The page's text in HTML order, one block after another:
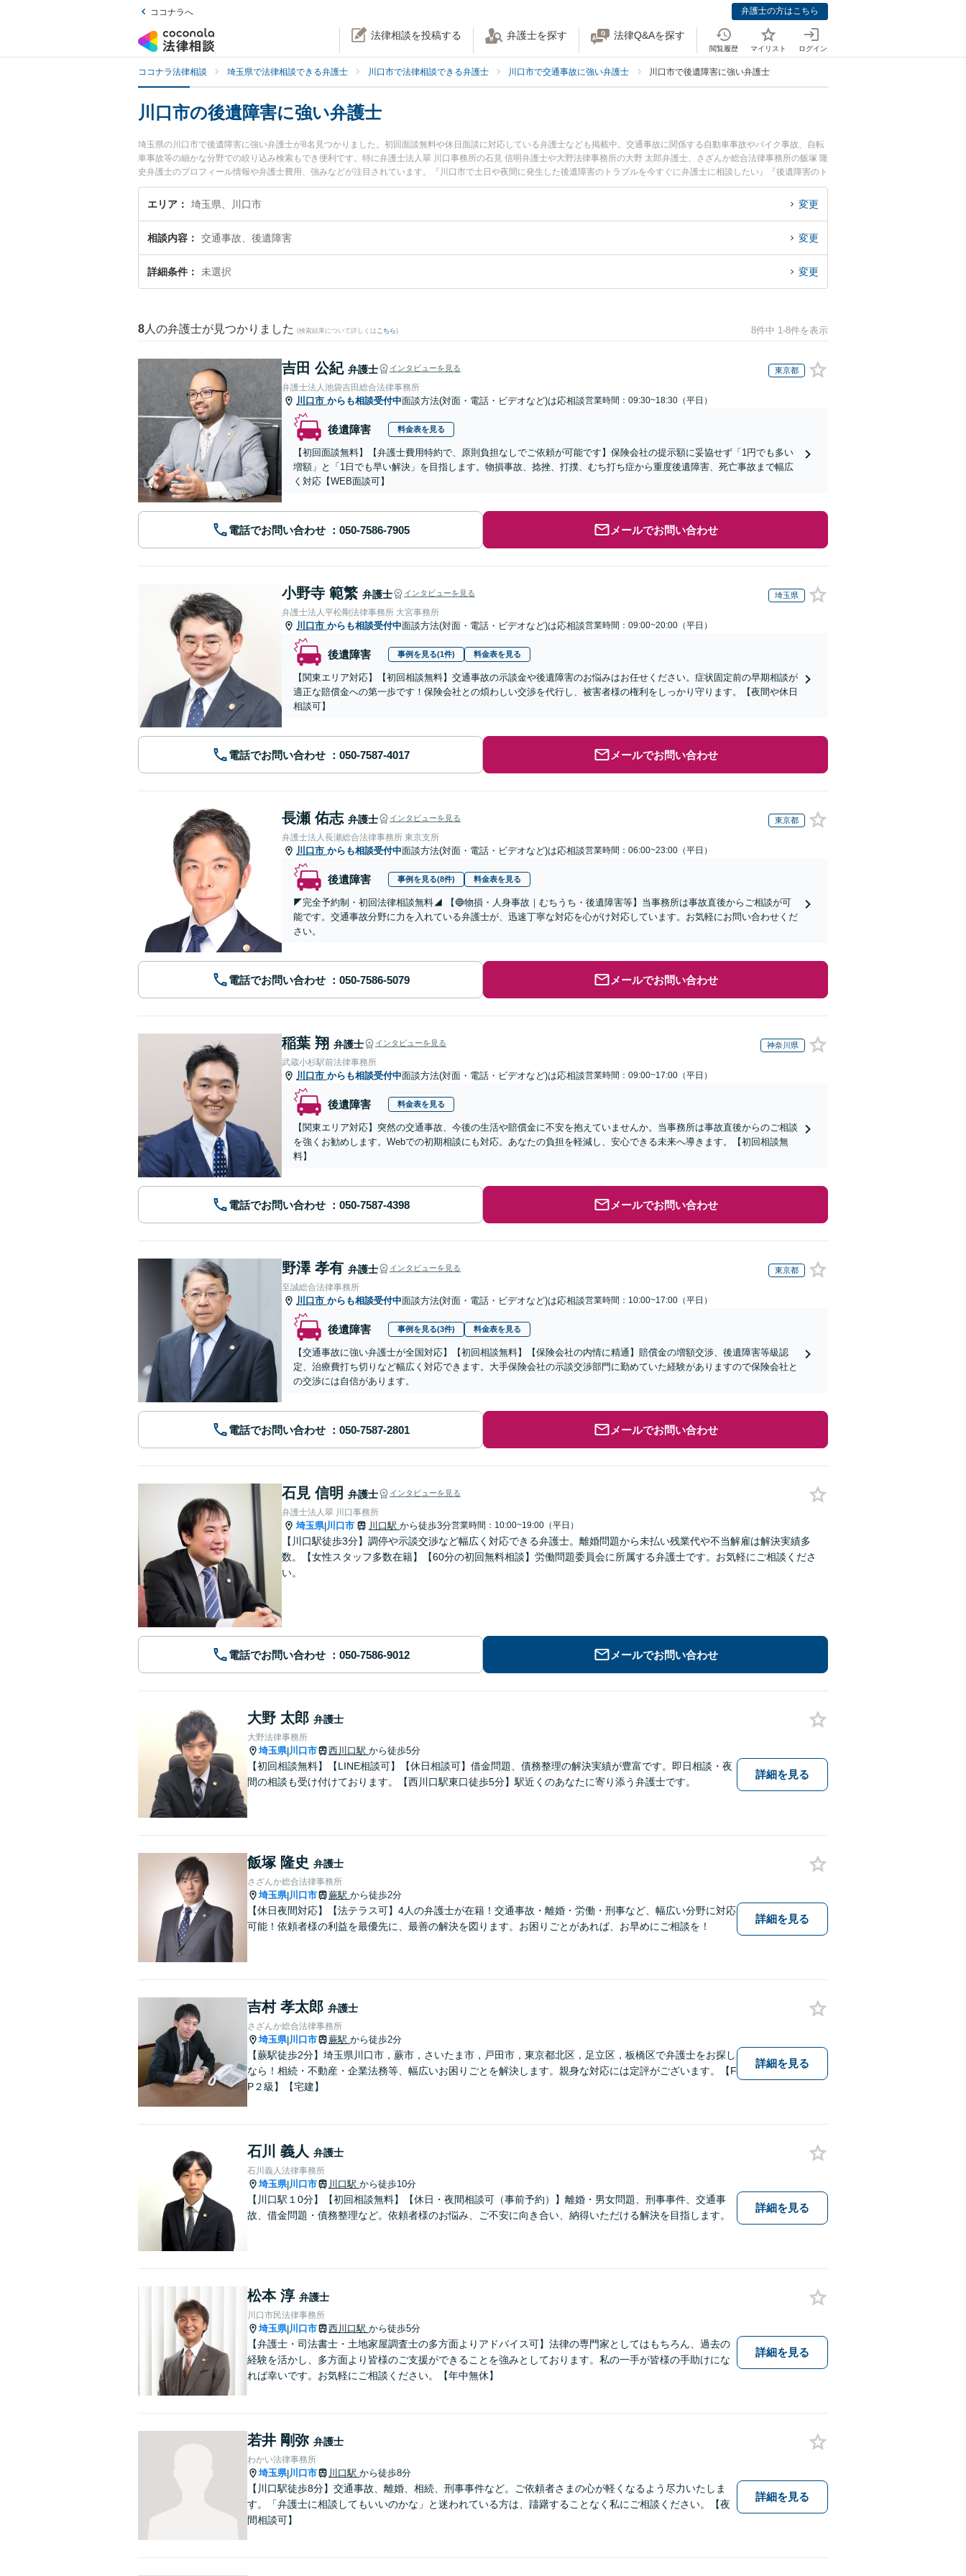
ココナラへ 弁護士の方はこちら
法律相談を投稿する 弁護士を探す 法律Q&Aを探す
閲覧履歴 マイリスト ログイン
ココナラ法律相談 埼玉県で法律相談できる弁護士 川口市で法律相談できる弁護士 川口市で交通事故に強い弁護士 川口市で後遺障害に強い弁護士
川口市の後遺障害に強い弁護士
埼玉県の川口市で後遺障害に強い弁護士が8名見つかりました。初回面談無料や休日面談に対応している弁護士なども掲載中。交通事故に関係する自動車事故やバイク事故、自転
車事故等の細かな分野での絞り込み検索もでき便利です。特に弁護士法人翠 川口事務所の石見 信明弁護士や大野法律事務所の大野 太郎弁護士、さざんか総合法律事務所の飯塚 隆
史弁護士のプロフィール情報や弁護士費用、強みなどが注目されています。『川口市で土日や夜間に発生した後遺障害のトラブルを今すぐに弁護士に相談したい』『後遺障害のト
ラブル解決の実績豊富な近くの弁護士を検索したい』『初回相談無料で後遺障害を法律相談できる川口市内の弁護士に相談予約したい』などでお困りの相談者さんにおすすめで
す。エリア 埼玉県、川口市 変更
相談内容 交通事故、後遺障害 変更
詳細条件 未選択 変更
8 人の弁護士が見つかりました (検索結果について詳しくは こちら) 8件中 1-8件を表示
吉田 公紀 弁護士 インタビューを見る 東京都
弁護士法人池袋吉田総合法律事務所
川口市 からも相談受付中面談方法(対面・電話・ビデオなど)は応相談営業時間：09:30~18:30（平日）
後遺障害 料金表を見る
【初回面談無料】【弁護士費用特約で、原則負担なしでご依頼が可能です】保険会社の提示額に妥協せず「1円でも多い
増額」と「1日でも早い解決」を目指します。物損事故、捻挫、打撲、むち打ち症から重度後遺障害、死亡事故まで幅広
く対応【WEB面談可】
電話でお問い合わせ メールでお問い合わせ
小野寺 範繁 弁護士 インタビューを見る 埼玉県
弁護士法人平松剛法律事務所 大宮事務所
川口市 からも相談受付中面談方法(対面・電話・ビデオなど)は応相談営業時間：09:00~20:00（平日）
後遺障害 事例を見る(1件) 料金表を見る
【関東エリア対応】【初回相談無料】交通事故の示談金や後遺障害のお悩みはお任せください。症状固定前の早期相談が
適正な賠償金への第一歩です！保険会社との煩わしい交渉を代行し、被害者様の権利をしっかり守ります。【夜間や休日
相談可】
電話でお問い合わせ メールでお問い合わせ
長瀬 佑志 弁護士 インタビューを見る 東京都
弁護士法人長瀬総合法律事務所 東京支所
川口市 からも相談受付中面談方法(対面・電話・ビデオなど)は応相談営業時間：06:00~23:00（平日）
後遺障害 事例を見る(8件) 料金表を見る
◤完全予約制・初回法律相談無料◢ 【🔵物損・人身事故｜むちうち・後遺障害等】当事務所は事故直後からご相談が可
能です。交通事故分野に力を入れている弁護士が、迅速丁寧な対応を心がけ対応しています。お気軽にお問い合わせくだ
さい。
電話でお問い合わせ メールでお問い合わせ
稲葉 翔 弁護士 インタビューを見る 神奈川県
武蔵小杉駅前法律事務所
川口市 からも相談受付中面談方法(対面・電話・ビデオなど)は応相談営業時間：09:00~17:00（平日）
後遺障害 料金表を見る
【関東エリア対応】突然の交通事故、今後の生活や賠償金に不安を抱えていませんか。当事務所は事故直後からのご相談
を強くお勧めします。Webでの初期相談にも対応。あなたの負担を軽減し、安心できる未来へ導きます。【初回相談無
料】
電話でお問い合わせ メールでお問い合わせ
野澤 孝有 弁護士 インタビューを見る 東京都
至誠総合法律事務所
川口市 からも相談受付中面談方法(対面・電話・ビデオなど)は応相談営業時間：10:00~17:00（平日）
後遺障害 事例を見る(3件) 料金表を見る
【交通事故に強い弁護士が全国対応】【初回相談無料】【保険会社の内情に精通】賠償金の増額交渉、後遺障害等級認
定、治療費打ち切りなど幅広く対応できます。大手保険会社の示談交渉部門に勤めていた経験がありますので保険会社と
の交渉には自信があります。
電話でお問い合わせ メールでお問い合わせ
石見 信明 弁護士 インタビューを見る
弁護士法人翠 川口事務所
埼玉県|川口市 川口駅 から徒歩3分営業時間：10:00~19:00（平日）
【川口駅徒歩3分】調停や示談交渉など幅広く対応できる弁護士。離婚問題から未払い残業代や不当解雇は解決実績多
数。【女性スタッフ多数在籍】【60分の初回無料相談】労働問題委員会に所属する弁護士です。お気軽にご相談くださ
い。
電話でお問い合わせ メールでお問い合わせ
大野 太郎 弁護士
大野法律事務所
埼玉県|川口市 西川口駅 から徒歩5分
【初回相談無料】【LINE相談可】【休日相談可】借金問題、債務整理の解決実績が豊富です。即日相談・夜
間の相談も受け付けております。【西川口駅東口徒歩5分】駅近くのあなたに寄り添う弁護士です。
詳細を見る
飯塚 隆史 弁護士
さざんか総合法律事務所
埼玉県|川口市 蕨駅 から徒歩2分
【休日夜間対応】【法テラス可】4人の弁護士が在籍！交通事故・離婚・労働・刑事など、幅広い分野に対応
可能！依頼者様の利益を最優先に、最善の解決を図ります。お困りごとがあれば、お早めにご相談を！
詳細を見る
吉村 孝太郎 弁護士
さざんか総合法律事務所
埼玉県|川口市 蕨駅 から徒歩2分
【蕨駅徒歩2分】埼玉県川口市，蕨市，さいたま市，戸田市，東京都北区，足立区，板橋区で弁護士をお探し
なら！相続・不動産・企業法務等、幅広いお困りごとを解決します。親身な対応には定評がございます。【F
P２級】【宅建】
詳細を見る
石川 義人 弁護士
石川義人法律事務所
埼玉県|川口市 川口駅 から徒歩10分
【川口駅１0分】【初回相談無料】【休日・夜間相談可（事前予約）】離婚・男女問題、刑事事件、交通事
故、借金問題・債務整理など。依頼者様のお悩み、ご不安に向き合い、納得いただける解決を目指します。
詳細を見る
松本 淳 弁護士
川口市民法律事務所
埼玉県|川口市 西川口駅 から徒歩5分
【弁護士・司法書士・土地家屋調査士の多方面よりアドバイス可】法律の専門家としてはもちろん、過去の
経験を活かし、多方面より皆様のご支援ができることを強みとしております。私の一手が皆様の手助けにな
れば幸いです。お気軽にご相談ください。【年中無休】
詳細を見る
若井 剛弥 弁護士
わかい法律事務所
埼玉県|川口市 川口駅 から徒歩8分
【川口駅徒歩8分】交通事故、離婚、相続、刑事事件など。ご依頼者さまの心が軽くなるよう尽力いたしま
す。「弁護士に相談してもいいのかな」と迷われている方は、躊躇することなく私にご相談ください。【夜
間相談可】
詳細を見る